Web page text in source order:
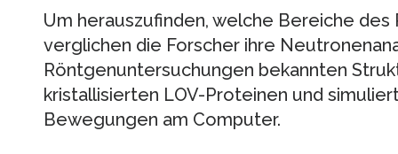
Um herauszufinden, welche Bereiche
verglichen die Forscher ihre
Röntgenuntersuchungen bekannten
kristallisierten LOV-Proteinen und
Bewegungen am Computer.